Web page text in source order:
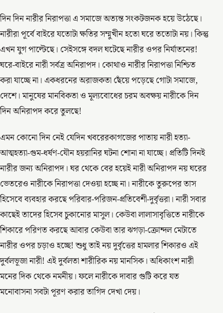
দিন দিন নারীর নিরাপত্তা এ সমাজে অত্যন্ত সংকটজনক হয়ে উঠেছে।
নারীরা পূর্বে বাইরে যতোটা ক্ষতির সম্মুখীন হতো ঘরে ততোটা নয়। কিন্তু
এখন যুগ পাল্টেছে। সেইসঙ্গে বদল ঘটেছে নারীর ওপর নির্যাতনের!
ঘরে-বাইরে নারী সর্বত্র অনিরাপদ। কোথাও নারীর নিরাপত্তা নিশ্চিত
করা যাচ্ছে না। একধরনের অরাজকতা ছেঁয়ে পড়েছে গোটা সমাজে,
দেশে। মানুষের মানবিকতা ও মূল্যবোধের চরম অবক্ষয় নারীকে দিন
দিন অনিরাপদ করে তুলছে!
এমন কোনো দিন নেই যেদিন খবরেরকাগজের পাতায় নারী হত্যা-
আত্মহত্যা-গুম-ধর্ষণ-যৌন হয়রানির ঘটনা শোনা না যাচ্ছে। প্রতিটি দিনই
নারীর জন্য অনিরাপদ। ঘর থেকে বের হয়েই নারী অনিরাপদ নয় ঘরের
ভেতরেও নারীকে নিরাপত্তা দেওয়া হচ্ছে না। নারীকে তুরুপের তাস
হিসেবে ব্যবহার করছে পরিবার-পরিজন-প্রতিবেশী-দুর্বৃত্তরা। নারী সবার
কাছেই তাদের হিসেব চুকানোর মাসুল। কেউবা লালাসাবৃত্তিতে নারীকে
শিকারে পরিণত করছে আবার কেউবা তার ঝগড়া-ক্রোন্দল মেটাতে
নারীর ওপর চড়াও হচ্ছে! শুধু তাই নয় দুর্বৃত্তের হামলার শিকারও এই
দুর্বলভূজা নারী! এই দুর্বলতা শারীরিক নয় মানসিক। অধিকাংশ নারী
মনের দিক থেকে নমনীয়। ফলে নারীকে দাবার গুটি করে যত
মনোবাসনা সবটা পূরণ করার তাগিদ দেখা দেয়।